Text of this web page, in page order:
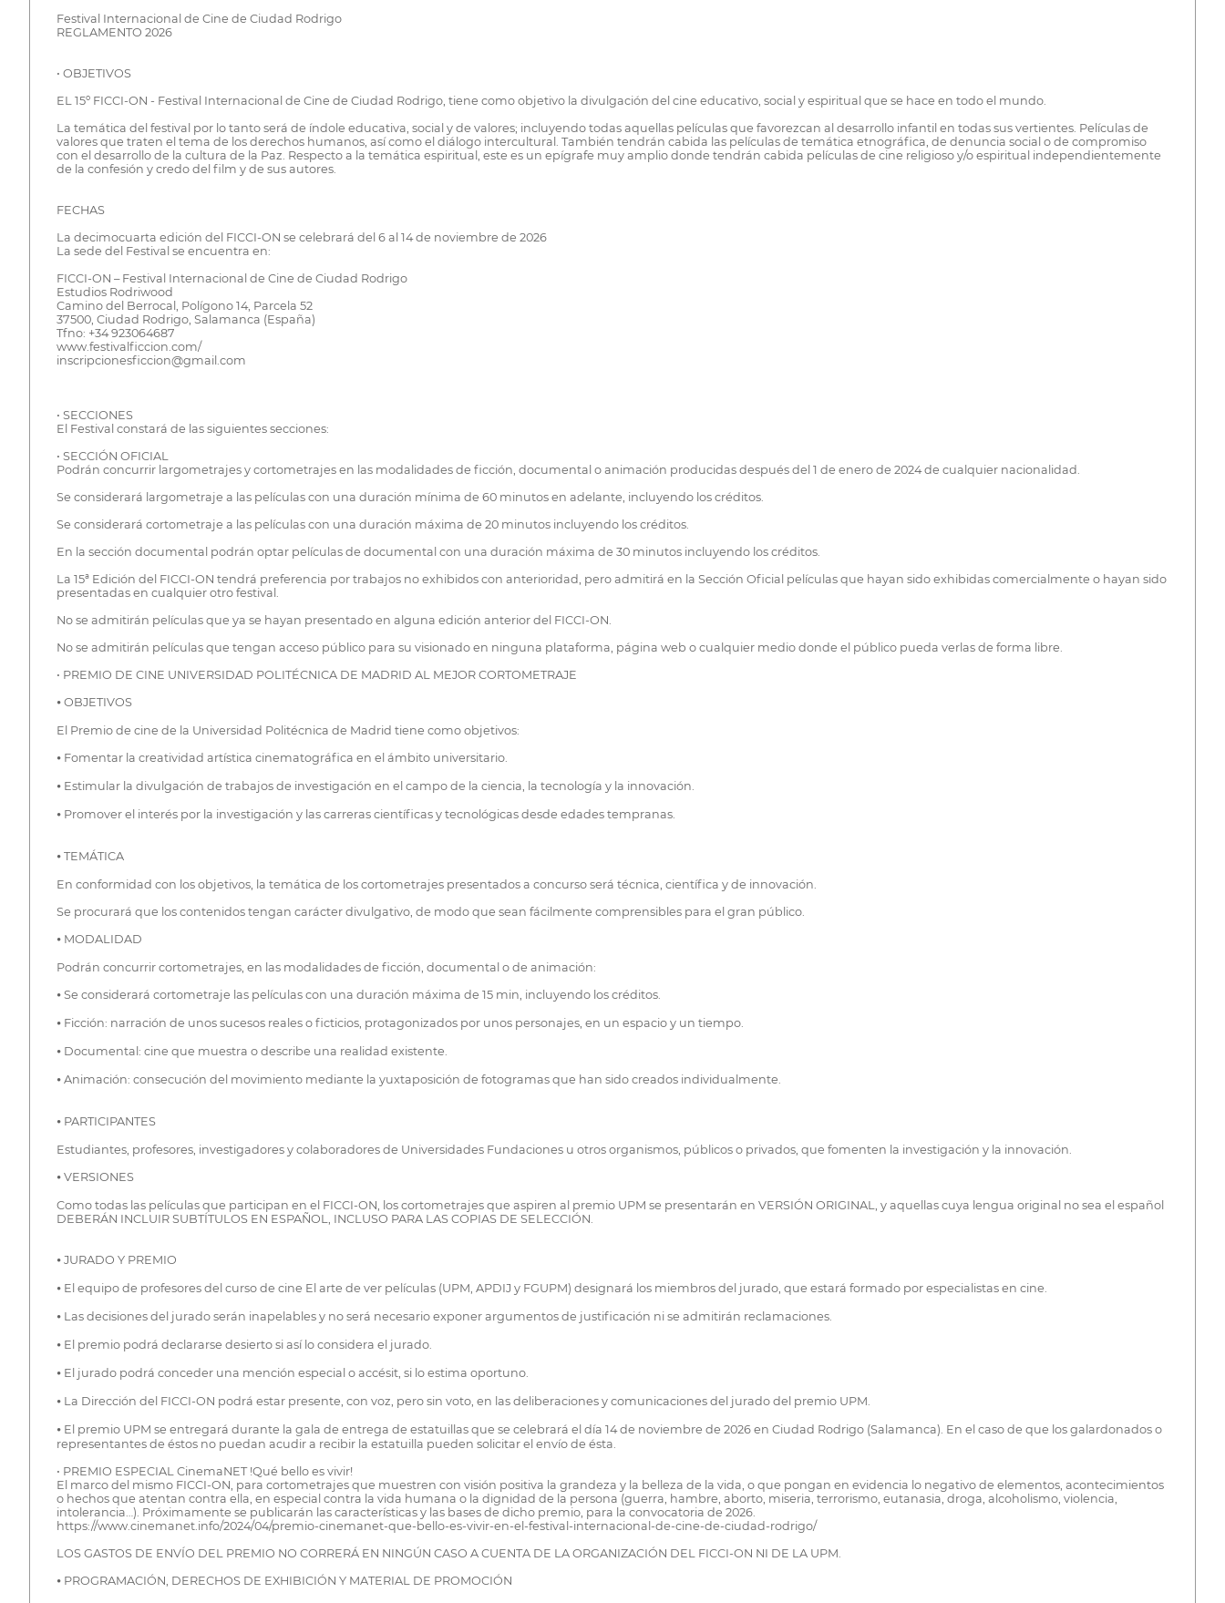
Festival Internacional de Cine de Ciudad Rodrigo
REGLAMENTO 2026
• OBJETIVOS
EL 15º FICCI-ON - Festival Internacional de Cine de Ciudad Rodrigo, tiene como objetivo la divulgación del cine educativo, social y espiritual que se hace en todo el mundo.
La temática del festival por lo tanto será de índole educativa, social y de valores; incluyendo todas aquellas películas que favorezcan al desarrollo infantil en todas sus vertientes. Películas de
valores que traten el tema de los derechos humanos, así como el diálogo intercultural. También tendrán cabida las películas de temática etnográfica, de denuncia social o de compromiso
con el desarrollo de la cultura de la Paz. Respecto a la temática espiritual, este es un epígrafe muy amplio donde tendrán cabida películas de cine religioso y/o espiritual independientemente
de la confesión y credo del film y de sus autores.
FECHAS
La decimocuarta edición del FICCI-ON se celebrará del 6 al 14 de noviembre de 2026
La sede del Festival se encuentra en:
FICCI-ON – Festival Internacional de Cine de Ciudad Rodrigo
Estudios Rodriwood
Camino del Berrocal, Polígono 14, Parcela 52
37500, Ciudad Rodrigo, Salamanca (España)
Tfno: +34 923064687
www.festivalficcion.com/
inscripcionesficcion@gmail.com
• SECCIONES
El Festival constará de las siguientes secciones:
• SECCIÓN OFICIAL
Podrán concurrir largometrajes y cortometrajes en las modalidades de ficción, documental o animación producidas después del 1 de enero de 2024 de cualquier nacionalidad.
Se considerará largometraje a las películas con una duración mínima de 60 minutos en adelante, incluyendo los créditos.
Se considerará cortometraje a las películas con una duración máxima de 20 minutos incluyendo los créditos.
En la sección documental podrán optar películas de documental con una duración máxima de 30 minutos incluyendo los créditos.
La 15ª Edición del FICCI-ON tendrá preferencia por trabajos no exhibidos con anterioridad, pero admitirá en la Sección Oficial películas que hayan sido exhibidas comercialmente o hayan sido
presentadas en cualquier otro festival.
No se admitirán películas que ya se hayan presentado en alguna edición anterior del FICCI-ON.
No se admitirán películas que tengan acceso público para su visionado en ninguna plataforma, página web o cualquier medio donde el público pueda verlas de forma libre.
• PREMIO DE CINE UNIVERSIDAD POLITÉCNICA DE MADRID AL MEJOR CORTOMETRAJE
⦁ OBJETIVOS
El Premio de cine de la Universidad Politécnica de Madrid tiene como objetivos:
⦁ Fomentar la creatividad artística cinematográfica en el ámbito universitario.
⦁ Estimular la divulgación de trabajos de investigación en el campo de la ciencia, la tecnología y la innovación.
⦁ Promover el interés por la investigación y las carreras científicas y tecnológicas desde edades tempranas.
⦁ TEMÁTICA
En conformidad con los objetivos, la temática de los cortometrajes presentados a concurso será técnica, científica y de innovación.
Se procurará que los contenidos tengan carácter divulgativo, de modo que sean fácilmente comprensibles para el gran público.
⦁ MODALIDAD
Podrán concurrir cortometrajes, en las modalidades de ficción, documental o de animación:
⦁ Se considerará cortometraje las películas con una duración máxima de 15 min, incluyendo los créditos.
⦁ Ficción: narración de unos sucesos reales o ficticios, protagonizados por unos personajes, en un espacio y un tiempo.
⦁ Documental: cine que muestra o describe una realidad existente.
⦁ Animación: consecución del movimiento mediante la yuxtaposición de fotogramas que han sido creados individualmente.
⦁ PARTICIPANTES
Estudiantes, profesores, investigadores y colaboradores de Universidades Fundaciones u otros organismos, públicos o privados, que fomenten la investigación y la innovación.
⦁ VERSIONES
Como todas las películas que participan en el FICCI-ON, los cortometrajes que aspiren al premio UPM se presentarán en VERSIÓN ORIGINAL, y aquellas cuya lengua original no sea el español
DEBERÁN INCLUIR SUBTÍTULOS EN ESPAÑOL, INCLUSO PARA LAS COPIAS DE SELECCIÓN.
⦁ JURADO Y PREMIO
⦁ El equipo de profesores del curso de cine El arte de ver películas (UPM, APDIJ y FGUPM) designará los miembros del jurado, que estará formado por especialistas en cine.
⦁ Las decisiones del jurado serán inapelables y no será necesario exponer argumentos de justificación ni se admitirán reclamaciones.
⦁ El premio podrá declararse desierto si así lo considera el jurado.
⦁ El jurado podrá conceder una mención especial o accésit, si lo estima oportuno.
⦁ La Dirección del FICCI-ON podrá estar presente, con voz, pero sin voto, en las deliberaciones y comunicaciones del jurado del premio UPM.
⦁ El premio UPM se entregará durante la gala de entrega de estatuillas que se celebrará el día 14 de noviembre de 2026 en Ciudad Rodrigo (Salamanca). En el caso de que los galardonados o
representantes de éstos no puedan acudir a recibir la estatuilla pueden solicitar el envío de ésta.
• PREMIO ESPECIAL CinemaNET !Qué bello es vivir!
El marco del mismo FICCI-ON, para cortometrajes que muestren con visión positiva la grandeza y la belleza de la vida, o que pongan en evidencia lo negativo de elementos, acontecimientos
o hechos que atentan contra ella, en especial contra la vida humana o la dignidad de la persona (guerra, hambre, aborto, miseria, terrorismo, eutanasia, droga, alcoholismo, violencia,
intolerancia…). Próximamente se publicarán las características y las bases de dicho premio, para la convocatoria de 2026.
https://www.cinemanet.info/2024/04/premio-cinemanet-que-bello-es-vivir-en-el-festival-internacional-de-cine-de-ciudad-rodrigo/
LOS GASTOS DE ENVÍO DEL PREMIO NO CORRERÁ EN NINGÚN CASO A CUENTA DE LA ORGANIZACIÓN DEL FICCI-ON NI DE LA UPM.
⦁ PROGRAMACIÓN, DERECHOS DE EXHIBICIÓN Y MATERIAL DE PROMOCIÓN